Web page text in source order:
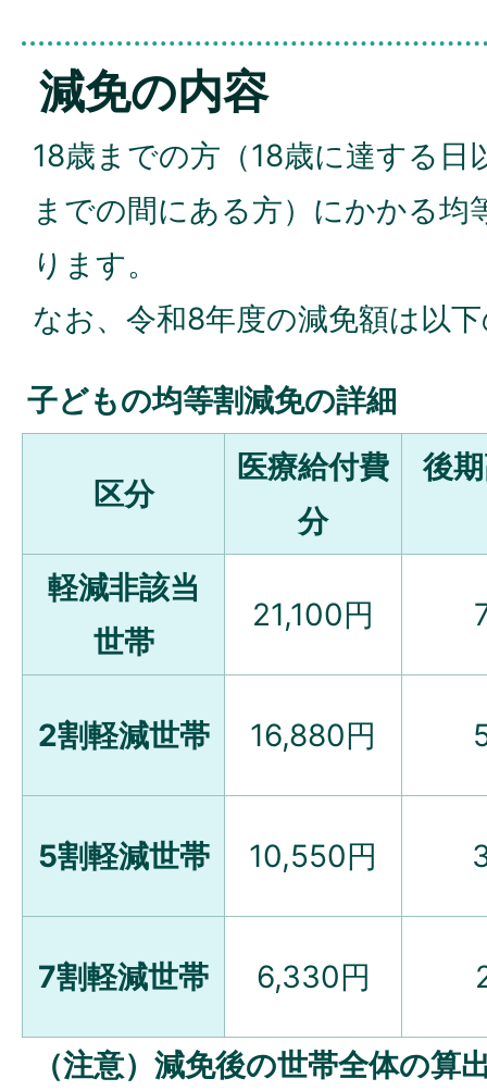
減免の内容
18歳までの方（18歳に達する日
までの間にある方）にかかる均
ります。
なお、令和8年度の減免額は以
子どもの均等割減免の詳細
区分
医療給付費
分
後
軽減非該当
世帯
21,100円
2割軽減世帯 16,880円
5割軽減世帯 10,550円
7割軽減世帯 6,330円
（注意）減免後の世帯全体の算